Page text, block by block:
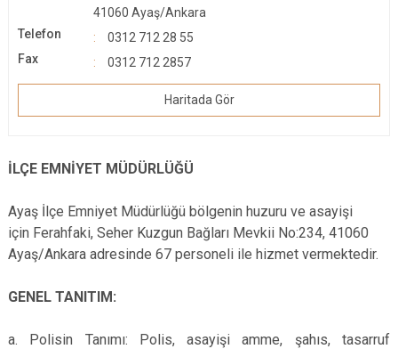
Evren
Güdül
Şereflikoçhisar
41060 Ayaş/Ankara
Telefon
0312 712 28 55
Fax
0312 712 2857
Haritada Gör
İLÇE EMNİYET MÜDÜRLÜĞÜ
Ayaş İlçe Emniyet Müdürlüğü bölgenin huzuru ve asayişi
için Ferahfaki, Seher Kuzgun Bağları Mevkii No:234, 41060
Ayaş/Ankara adresinde 67 personeli ile hizmet vermektedir.
GENEL TANITIM:
a. Polisin Tanımı: Polis, asayişi amme, şahıs, tasarruf